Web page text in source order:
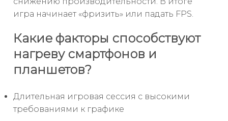
игра начинает «фризить» или падать FPS.
Какие факторы способствуют
нагреву смартфонов и
планшетов?
Длительная игровая сессия с высокими
требованиями к графике